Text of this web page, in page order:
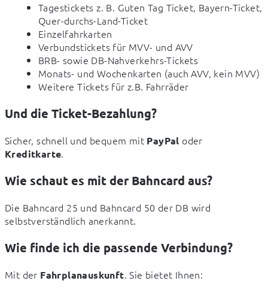
Tagestickets z. B. Guten Tag Ticket, Bayern-Ticket,
Quer-durchs-Land-Ticket
Einzelfahrkarten
Verbundstickets für MVV- und AVV
BRB- sowie DB-Nahverkehrs-Tickets
Monats- und Wochenkarten (auch AVV, kein MVV)
Weitere Tickets für z.B. Fahrräder
Und die Ticket-Bezahlung?
Sicher, schnell und bequem mit PayPal
Kreditkarte.
Wie schaut es mit der Bahncard aus?
Die Bahncard 25 und Bahncard 50 der DB wird
selbstverständlich anerkannt.
Wie finde ich die passende Verbindung?
Mit der Fahrplanauskunft. Sie bietet Ihnen: